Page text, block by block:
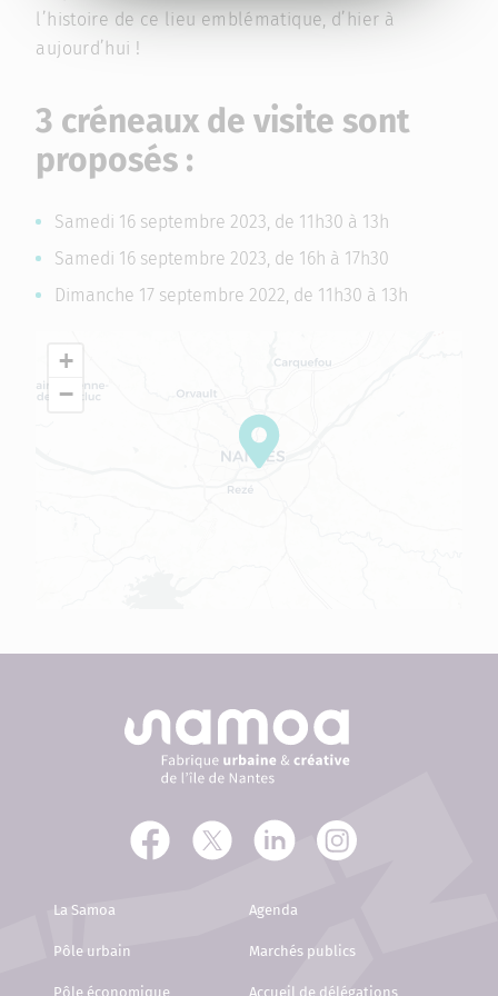
l’histoire de ce lieu emblématique, d’hier à
aujourd’hui !
3 créneaux de visite sont
proposés :
Samedi 16 septembre 2023, de 11h30 à 13h
Samedi 16 septembre 2023, de 16h à 17h30
Dimanche 17 septembre 2022, de 11h30 à 13h
+
−
La Samoa
Pôle urbain
Pôle économique
Agenda
Marchés publics
Accueil de délégations